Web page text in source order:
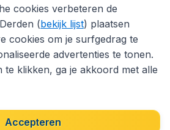
Privacybeleid
cookies verbeteren de
(bekijk lijst) plaatsen
cookies om je surfgedrag te
advertenties te tonen.
klikken, ga je akkoord met alle
Accepteren